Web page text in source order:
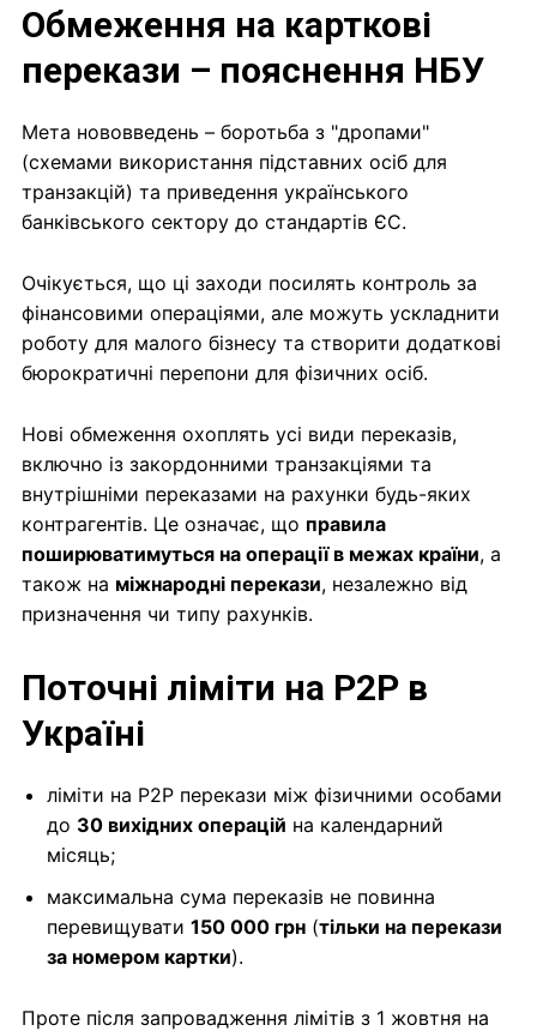
Обмеження на карткові
перекази – пояснення НБУ
Мета нововведень – боротьба з "дропами"
(схемами використання підставних осіб для
транзакцій) та приведення українського
банківського сектору до стандартів ЄС.
Очікується, що ці заходи посилять контроль за
фінансовими операціями, але можуть ускладнити
роботу для малого бізнесу та створити додаткові
бюрократичні перепони для фізичних осіб.
Нові обмеження охоплять усі види переказів,
включно із закордонними транзакціями та
внутрішніми переказами на рахунки будь-яких
контрагентів. Це означає, що правила
поширюватимуться на операції в межах країни, а
також на міжнародні перекази, незалежно від
призначення чи типу рахунків.
Поточні ліміти на P2P в
Україні
ліміти на Р2Р перекази між фізичними особами
до 30 вихідних операцій на календарний
місяць;
максимальна сума переказів не повинна
перевищувати 150 000 грн (тільки на перекази
за номером картки).
Проте після запровадження лімітів з 1 жовтня на